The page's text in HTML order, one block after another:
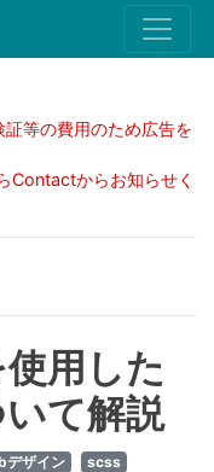
等の費用のため広告を
Contactからお知らせく
用した
て解説
デザイン
scss